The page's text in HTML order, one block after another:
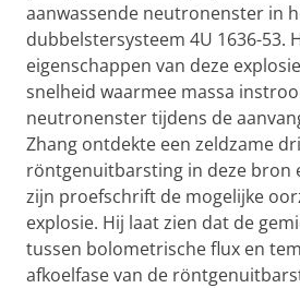
aanwassende neutronenster in
dubbelstersysteem 4U 1636-53.
eigenschappen van deze
snelheid waarmee massa
neutronenster tijdens de
Zhang ontdekte een zeldzame
röntgenuitbarsting in deze bron
zijn proefschrift de mogelijke
explosie. Hij laat zien dat de
tussen bolometrische flux en
afkoelfase van de